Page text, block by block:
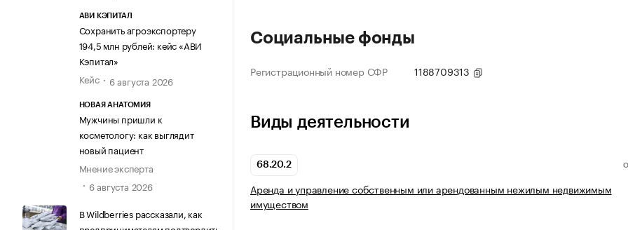
АВИ КЭПИТАЛ
Сохранить агроэкспортеру
194,5 млн рублей: кейс «АВИ
Кэпитал»
Кейс
6 августа 2026
НОВАЯ АНАТОМИЯ
Мужчины пришли к
косметологу: как выглядит
новый пациент
Мнение эксперта
6 августа 2026
В Wildberries рассказали, как
Социальные фонды
Регистрационный номер СФР 1188709313
Виды деятельности
68.20.2
Аренда и управление собственным или арендованным нежилым недвижимым
имуществом